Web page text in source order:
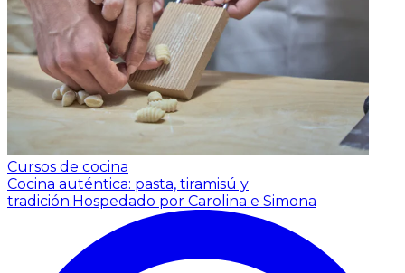
Cursos de cocina
Cocina auténtica: pasta, tiramisú y
tradición.Hospedado por Carolina e Simona